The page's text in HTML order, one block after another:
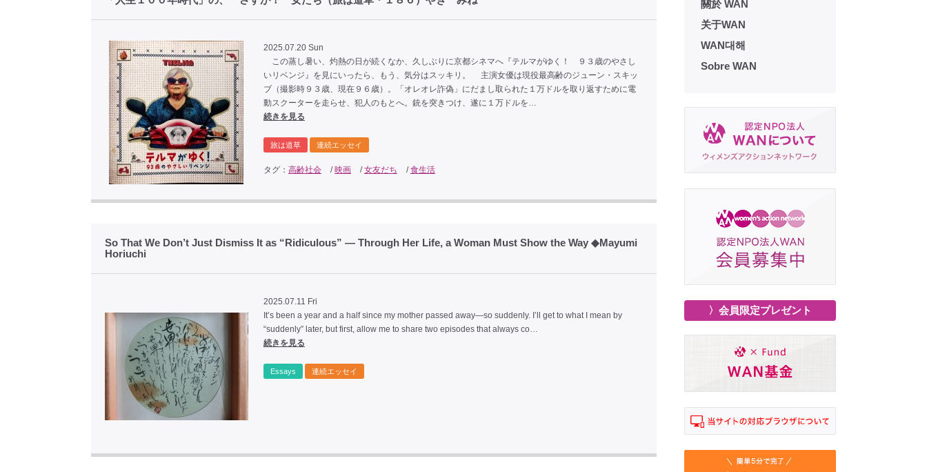
2025.07.20 Sun
この蒸し暑い、灼熱の日が続くなか、久しぶりに京都シネマへ『テルマがゆく！ ９３歳のやさし
いリベンジ』を見にいったら、もう、気分はスッキリ。 主演女優は現役最高齢のジューン・スキッ
ブ（撮影時９３歳、現在９６歳）。「オレオレ詐偽」にだまし取られた１万ドルを取り返すために電
動スクーターを走らせ、犯人のもとへ。銃を突きつけ、遂に１万ドルを…
続きを見る
旅は道草 連続エッセイ
タグ： 高齢社会 /映画 /女友だち /食生活
So That We Don’t Just Dismiss It as “Ridiculous” — Through Her Life, a Woman Must Show the Way ◆Mayumi
Horiuchi
2025.07.11 Fri
It’s been a year and a half since my mother passed away—so suddenly. I’ll get to what I mean by
“suddenly” later, but first, allow me to share two episodes that always co…
続きを見る
Essays 連続エッセイ
關於 WAN
关于WAN
WAN대해
Sobre WAN
〉会員限定プレゼント